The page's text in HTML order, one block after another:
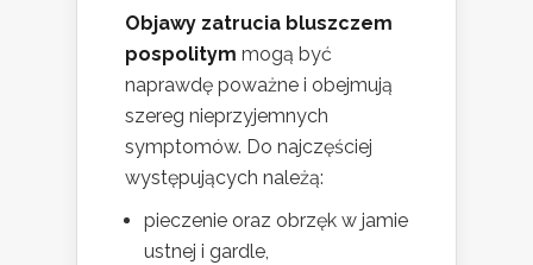
Objawy zatrucia bluszczem
pospolitym mogą być
naprawdę poważne i obejmują
szereg nieprzyjemnych
symptomów. Do najczęściej
występujących należą:
pieczenie oraz obrzęk w jamie
ustnej i gardle,